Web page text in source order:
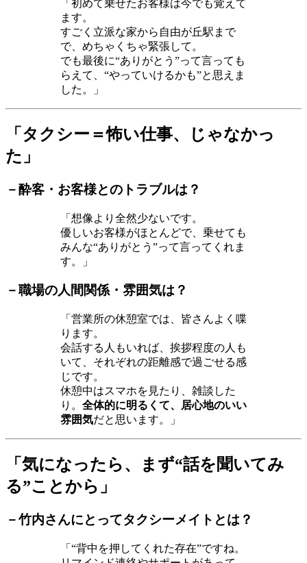
「初めて乗せたお客様は今でも覚えて
ます。
すごく立派な家から自由が丘駅まで
で、めちゃくちゃ緊張して。
でも最後に“ありがとう”って言っても
らえて、“やっていけるかも”と思えま
した。」
「タクシー＝怖い仕事、じゃなかっ
た」
－酔客・お客様とのトラブルは？
「想像より全然少ないです。
優しいお客様がほとんどで、乗せても
みんな“ありがとう”って言ってくれま
す。」
－職場の人間関係・雰囲気は？
「営業所の休憩室では、皆さんよく喋
ります。
会話する人もいれば、挨拶程度の人も
いて、それぞれの距離感で過ごせる感
じです。
休憩中はスマホを見たり、雑談した
り。 全体的に明るくて、居心地のいい
雰囲気だと思います。」
「気になったら、まず“話を聞いてみ
る”ことから」
－竹内さんにとってタクシーメイトとは？
「“背中を押してくれた存在”ですね。